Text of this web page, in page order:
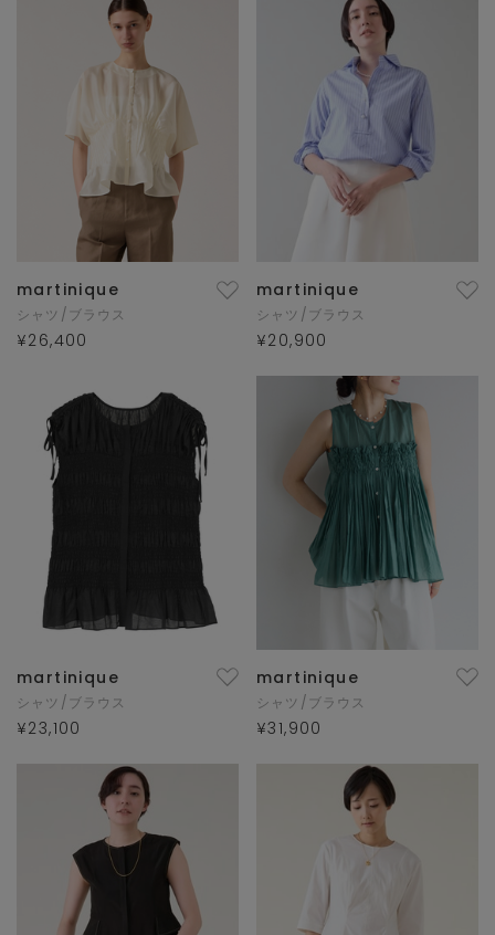
martinique
シャツ/ブラウス
¥26,400
martinique
シャツ/ブラウス
¥20,900
martinique
シャツ/ブラウス
¥23,100
martinique
シャツ/ブラウス
¥31,900